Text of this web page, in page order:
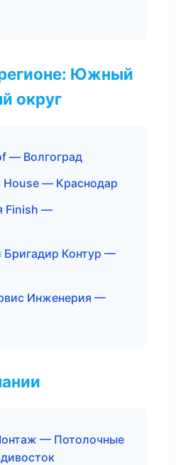
Южный
округ
— Волгоград
— Краснодар
Finish —
Контур —
Инженерия —
— Потолочные